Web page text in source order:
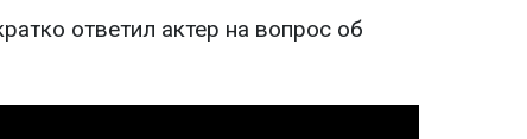
ответил актер на вопрос об